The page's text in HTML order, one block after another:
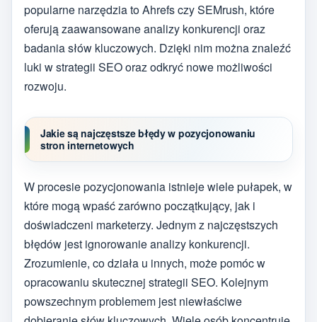
popularne narzędzia to Ahrefs czy SEMrush, które
oferują zaawansowane analizy konkurencji oraz
badania słów kluczowych. Dzięki nim można znaleźć
luki w strategii SEO oraz odkryć nowe możliwości
rozwoju.
Jakie są najczęstsze błędy w pozycjonowaniu
stron internetowych
W procesie pozycjonowania istnieje wiele pułapek, w
które mogą wpaść zarówno początkujący, jak i
doświadczeni marketerzy. Jednym z najczęstszych
błędów jest ignorowanie analizy konkurencji.
Zrozumienie, co działa u innych, może pomóc w
opracowaniu skutecznej strategii SEO. Kolejnym
powszechnym problemem jest niewłaściwe